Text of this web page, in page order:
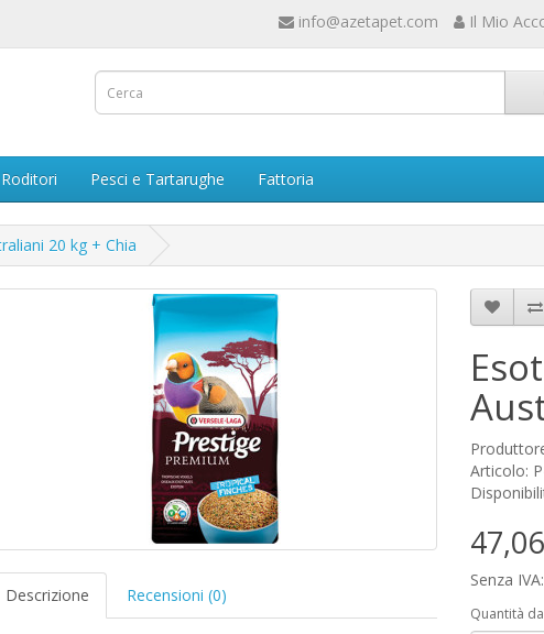
info@azetapet.com Il Mio
Roditori Pesci e Tartarughe Fattoria
20 kg + Chia
Descrizione Recensioni (0)
Articolo:
Senza
Quantità